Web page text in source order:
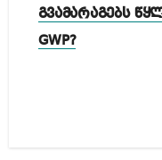
გვამარაგებს
GWP?